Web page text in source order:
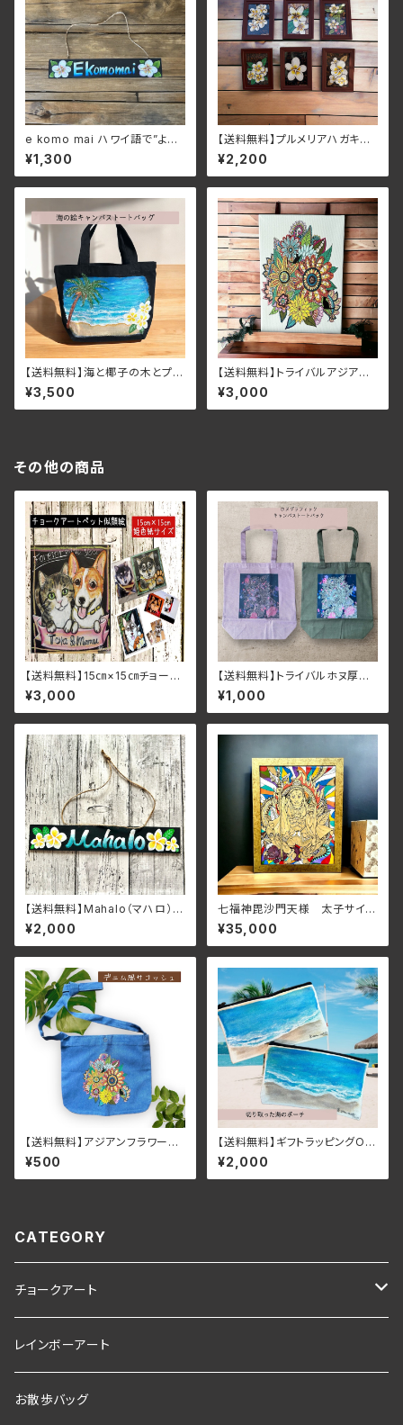
e komo mai ハワイ語で”よう
こそ”という意味のプルメリアの
Welcomeプレート
¥1,300
【送料無料】プルメリアハガキサ
イズインテリアアート 各種
¥2,200
【送料無料】海と椰子の木とプル
メリアの手描きキャンバストート
バッグ
¥3,500
【送料無料】トライバルアジアン
フラワー×黒猫キャンバスアート
パネル ナチュラル・白 インテ
リア SMサイズ
¥3,000
その他の商品
【送料無料】15㎝×15㎝チョーク
アートうちの子ペットの似顔絵ギ
フトOK（姫色紙サイズ）
¥3,000
【送料無料】トライバルホヌ厚手
キャンバスチャリティトートバッ
グ（カーキ・スモーキーピンク）
¥1,000
【送料無料】Mahalo（マハロ）
ハワイ語で”ありがとう”という
意味のプルメリアのWelcome
プレート レジン
¥2,000
七福神毘沙門天様 太子サイズ
額付きアート原画（開運・幸運ア
ート）
¥35,000
【送料無料】アジアンフラワー×
黒ネコデザインデニム風エコサ
コッシュ ミニバッグ ショルダ
ーバッグ
¥500
【送料無料】ギフトラッピングOK
♪切り取った海のポーチ 手描
き
¥2,000
CATEGORY
チョークアート
素材
ブラックボード
レインボーアート
お散歩バッグ